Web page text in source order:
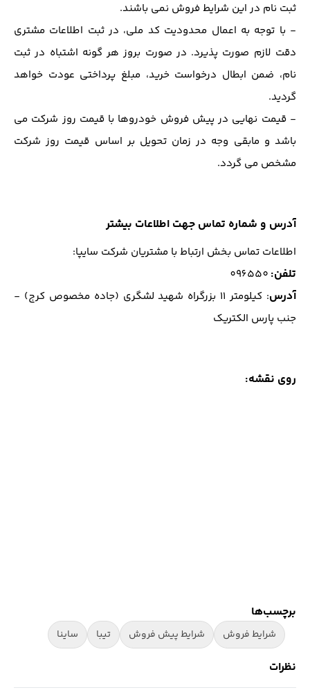
ثبت نام در این شرایط فروش نمی باشند.
- با توجه به اعمال محدودیت کد ملی، در ثبت اطلاعات مشتری
دقت لازم صورت پذیرد. در صورت بروز هر گونه اشتباه در ثبت
نام، ضمن ابطال درخواست خرید، مبلغ پرداختی عودت خواهد
گردید.
- قیمت نهایی در پیش فروش خودروها با قیمت روز شرکت می
باشد و مابقی وجه در زمان تحویل بر اساس قیمت روز شرکت
مشخص می گردد.
آدرس و شماره تماس جهت اطلاعات بیشتر
اطلاعات تماس بخش ارتباط با مشتریان شرکت سایپا:
تلفن:
096550
آدرس
: كيلومتر 11 بزرگراه شهيد لشگري (جاده مخصوص كرج) -
جنب پارس الكتريك
روی نقشه:
برچسب‌ها
شرایط فروش شرایط پیش فروش تیبا ساینا
نظرات